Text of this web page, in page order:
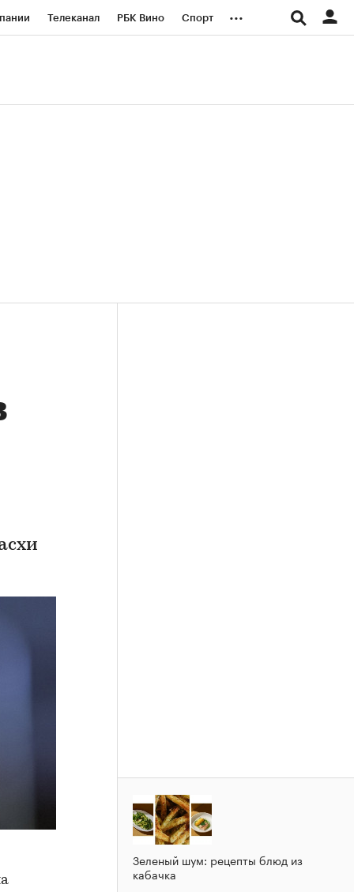
Телеканал РБК Вино Спорт ...
Зеленый шум: рецепты блюд из
кабачка